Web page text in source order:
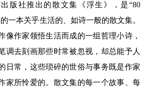
版社推出的散文集《浮生》，是“80
一本关乎生活的、如诗一般的散文集。
像作家领悟生活而成的一组哲理小诗，
调去刻画那些时常被忽视，却总能予人
日常，这些琐碎的世俗与事务既是作家
家所怜爱的。散文集的每一个故事、每